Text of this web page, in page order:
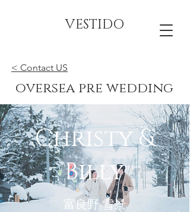
VESTIDO
< Contact US
oversea pre wedding
Christy &
Billy
富良野 雪景